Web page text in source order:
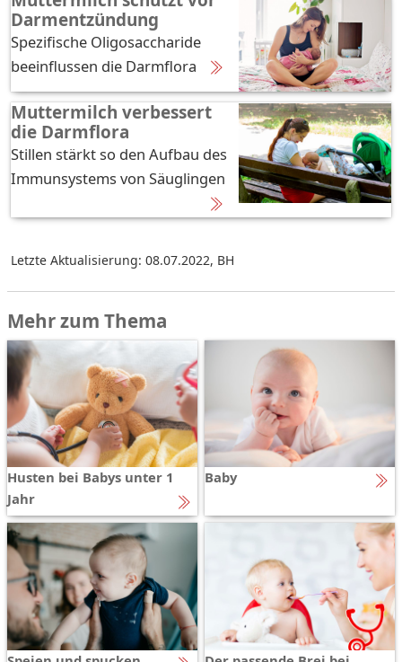
Darmentzündung
Spezifische Oligosaccharide
beeinflussen die Darmflora
Muttermilch verbessert
die Darmflora
Stillen stärkt so den Aufbau des
Immunsystems von Säuglingen
Letzte Aktualisierung: 08.07.2022, BH
Mehr zum Thema
Husten bei Babys unter 1
Jahr
Baby